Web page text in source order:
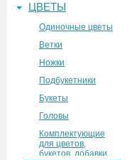
ЦВЕТЫ
Одиночные цветы
Ветки
Ножки
Подбукетники
Букеты
Головы
Комплектующие
для цветов,
букетов, добавки